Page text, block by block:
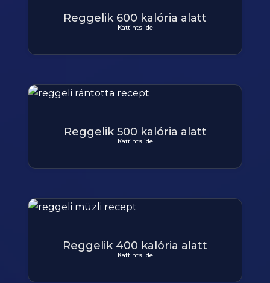
Reggelik 600 kalória alatt
Kattints ide
Reggelik 500 kalória alatt
Kattints ide
Reggelik 400 kalória alatt
Kattints ide